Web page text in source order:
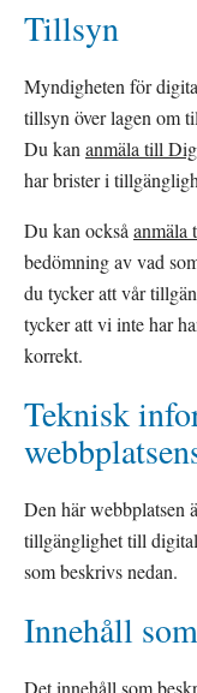
Tillsyn
Myndigheten för
tillsyn över lagen om
Du kan anmäla till
har brister i
Du kan också anmäla
bedömning av vad
du tycker att vår
tycker att vi inte har
korrekt.
Teknisk
Den här webbplatsen
tillgänglighet till
som beskrivs nedan.
Innehåll
Det innehåll som